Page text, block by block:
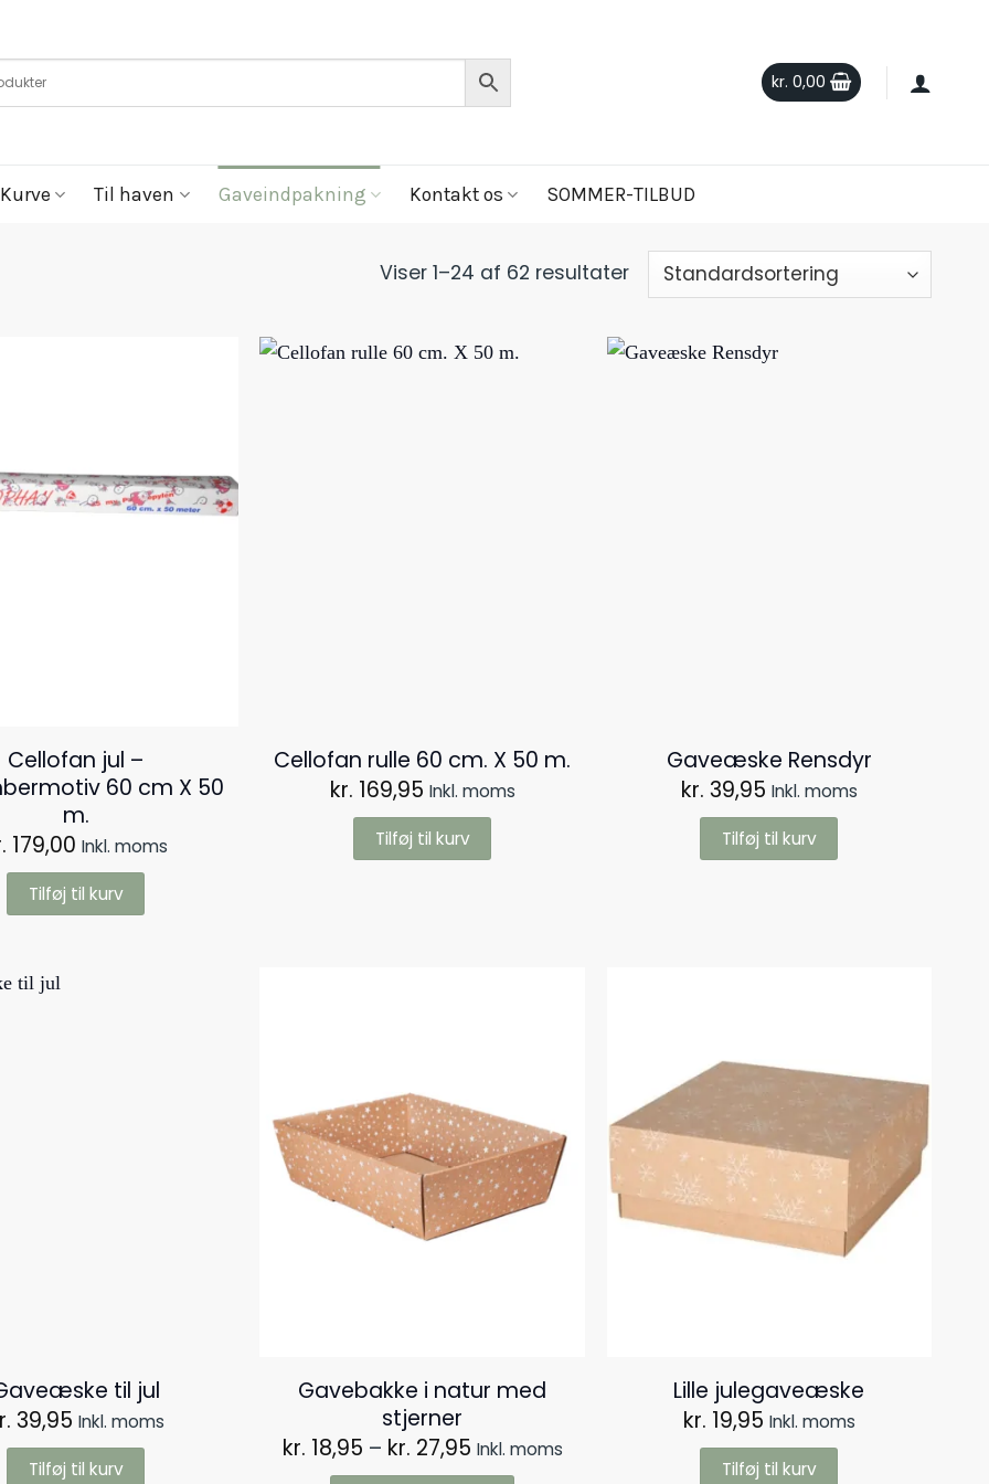
kr. 0,00
Kurve Til haven Gaveindpakning Kontakt os SOMMER-TILBUD
Viser 1–24 af 62 resultater
Cellofan jul –
60 cm X 50
m.
179,00 Inkl. moms
Tilføj til kurv
Cellofan rulle 60 cm. X 50 m.
kr. 169,95 Inkl. moms
Tilføj til kurv
Gaveæske Rensdyr
kr. 39,95 Inkl. moms
Tilføj til kurv
til jul
39,95 Inkl. moms
Tilføj til kurv
Gavebakke i natur med
stjerner
kr. 18,95 – kr. 27,95Prisinterval:
kr. 18,95
Inkl. moms
Lille julegaveæske
kr. 19,95 Inkl. moms
Tilføj til kurv